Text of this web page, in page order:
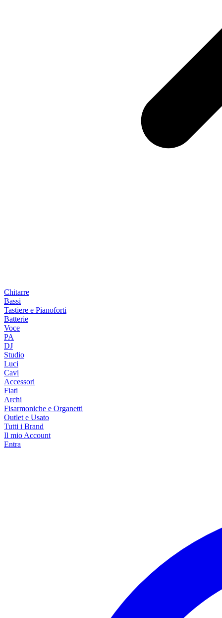
Chitarre
Bassi
Tastiere e Pianoforti
Batterie
Voce
PA
DJ
Studio
Luci
Cavi
Accessori
Fiati
Archi
Fisarmoniche e Organetti
Outlet e Usato
Tutti i Brand
Il mio Account
Entra